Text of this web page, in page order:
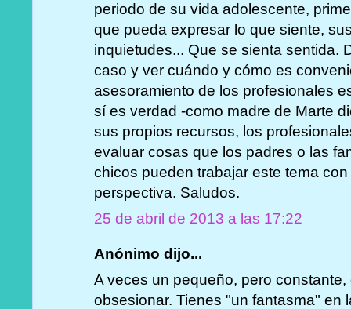
periodo de su vida adolescente,
que pueda expresar lo que siente,
inquietudes... Que se sienta sentida.
caso y ver cuándo y cómo es
asesoramiento de los profesionales
sí es verdad -como madre de Marte
sus propios recursos, los
evaluar cosas que los padres o las
chicos pueden trabajar este tema
perspectiva. Saludos.
25 de abril de 2013 a las 17:22
Anónimo dijo...
A veces un pequeño, pero
obsesionar. Tienes "un fantasma" en